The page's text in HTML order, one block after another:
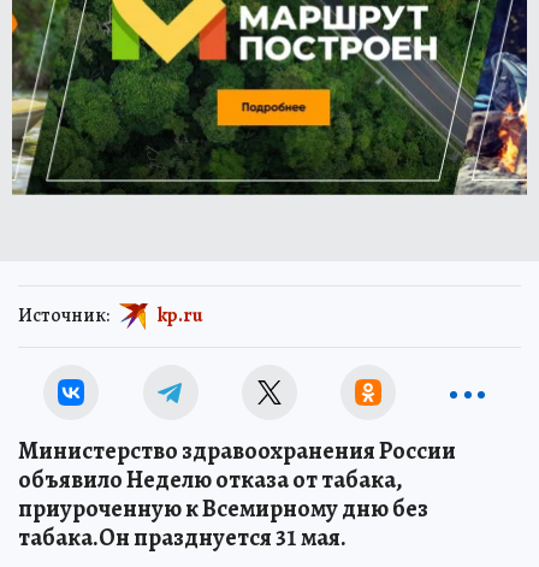
Источник: kp.ru
Министерство здравоохранения России
объявило Неделю отказа от табака,
приуроченную к Всемирному дню без
табака.Он празднуется 31 мая.